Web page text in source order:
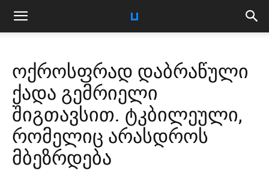
ოქროსფრად დაბრაწული
ქადა გემრიელი
შიგთავსით. ტკბილეული,
რომელიც არასდროს
მბეზრდება